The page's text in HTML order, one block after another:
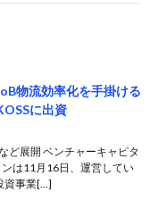
物流効率化を手掛ける
に出資
ど展開 ベンチャーキャピタ
は11月16日、運営してい
資事業[…]